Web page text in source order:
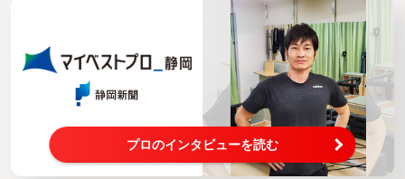
プロのインタビューを読む